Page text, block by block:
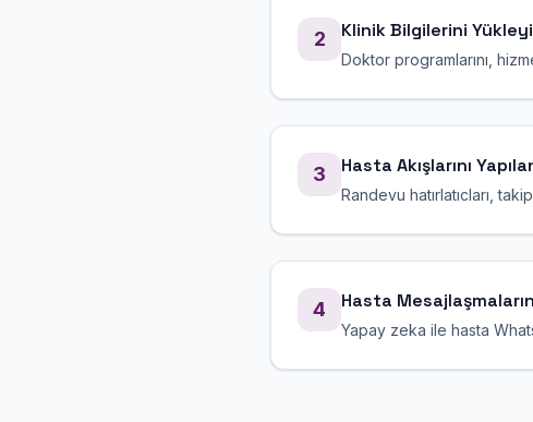
2 Klinik Bilgilerini
Doktor programlarını,
3 Hasta Akışlarını
Randevu hatırlatıcları,
4 Hasta
Yapay zeka ile hasta